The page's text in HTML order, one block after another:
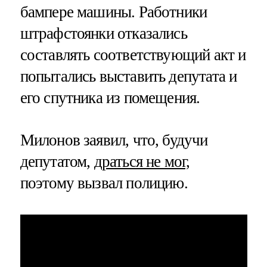
бампере машины. Работники
штрафстоянки отказались
составлять соответствующий акт и
попытались выставить депутата и
его спутника из помещения.
Милонов заявил, что, будучи
депутатом, драться не мог,
поэтому вызвал полицию.